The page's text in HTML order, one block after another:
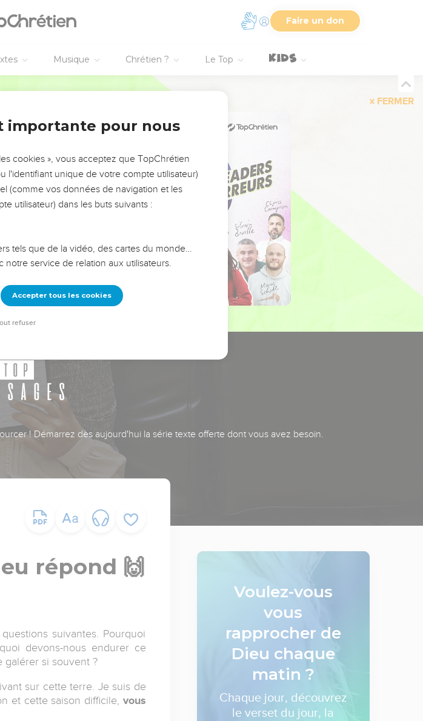
Faire un don
Musique Chrétien ? Le Top
FERMER
!
Mais on voit
que ce sont
erreurs
que leurs erreurs
ou une famille,
! Démarrez dès aujourd'hui la série texte offerte dont vous avez besoin.
répond 🙌
suivantes. Pourquoi
devons-nous endurer ce
galérer si souvent ?
sur cette terre. Je suis de
et cette saison difficile, vous
Voulez-vous
vous
rapprocher de
Dieu chaque
matin ?
Chaque jour, découvrez
le verset du jour, la
importante pour nous
cookies », vous acceptez que TopChrétien
l'identifiant unique de votre compte utilisateur)
(comme vos données de navigation et les
utilisateur) dans les buts suivants :
tels que de la vidéo, des cartes du monde…
service de relation aux utilisateurs.
Accepter tous les cookies
refuser